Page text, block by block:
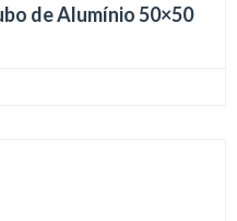
de Alumínio 50×50